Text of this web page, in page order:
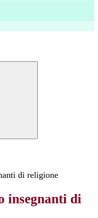
di religione
insegnanti di